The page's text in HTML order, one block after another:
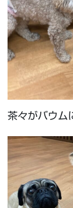
茶々がバウム